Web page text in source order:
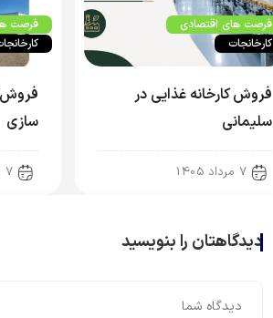
فرصت های اقتصادی
کارخانجات
فروش کارخانه غذایی در
سلیمانی
7 مرداد 1405
فرصت
فروش
سازی
7 مرداد 1405
دیدگاهتان را بنویسید